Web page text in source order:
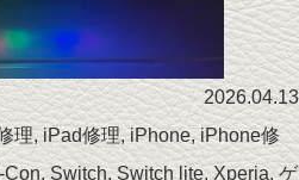
2026.04.13
理,iPad修理,iPhone,iPhone修
Con,Switch,Switch lite, Xperia,ゲ